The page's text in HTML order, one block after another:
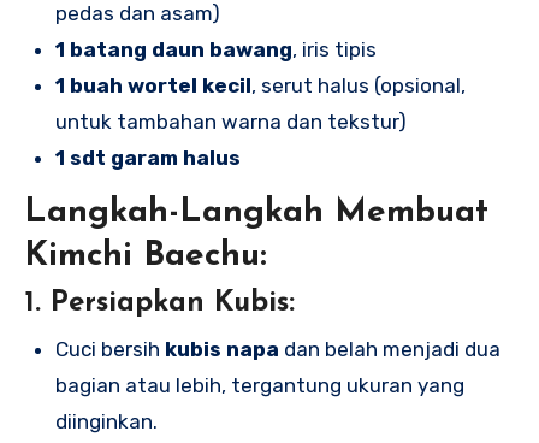
pedas dan asam)
1 batang daun bawang, iris tipis
1 buah wortel kecil, serut halus (opsional,
untuk tambahan warna dan tekstur)
1 sdt garam halus
Langkah-Langkah Membuat
Kimchi Baechu:
1. Persiapkan Kubis:
Cuci bersih kubis napa dan belah menjadi dua
bagian atau lebih, tergantung ukuran yang
diinginkan.